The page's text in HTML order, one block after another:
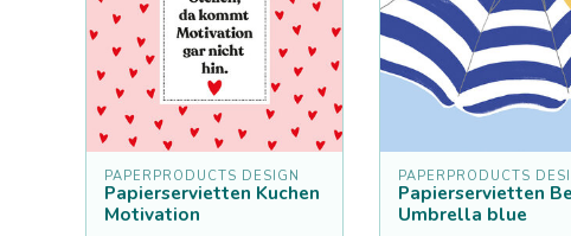
PAPERPRODUCTS DESIGN
Papierservietten Kuchen
Motivation
PAPERPRODUCTS
Papierservietten
Umbrella blue